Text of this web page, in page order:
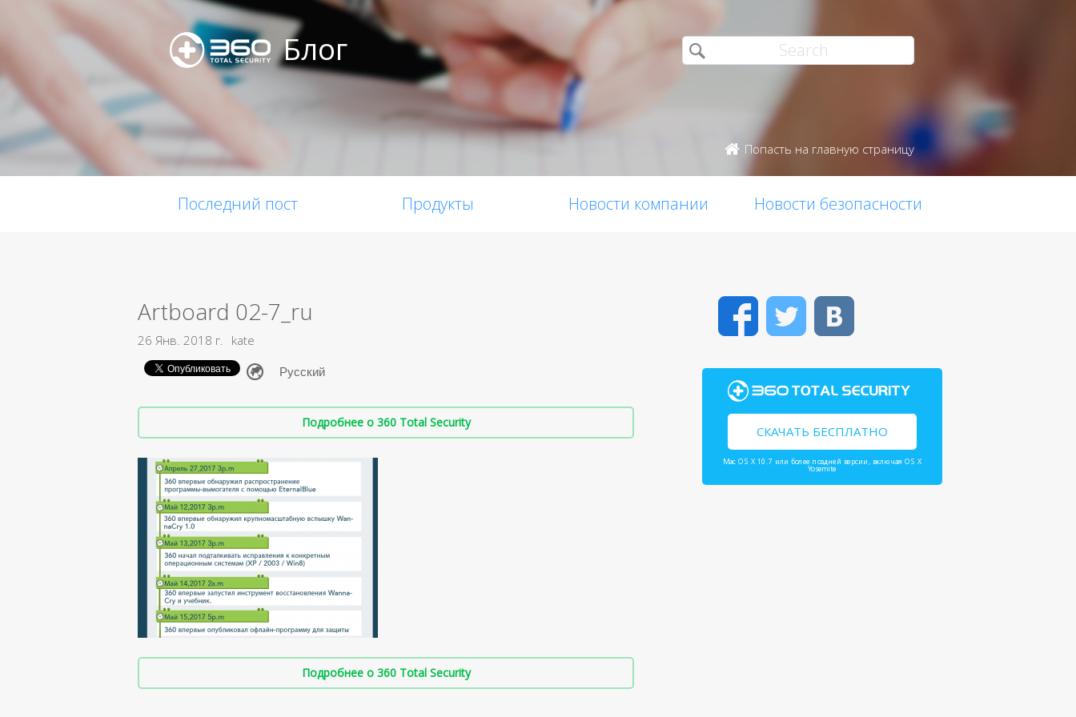
Блог
Попасть на главную страницу
Последний пост Продукты Новости компании Новости безопасности
Artboard 02-7_ru
26 Янв. 2018 г. kate
Подробнее о 360 Total Security
Подробнее о 360 Total Security
FacebookTwitter
СКАЧАТЬ БЕСПЛАТНО
Mac OS X 10.7 или более поздней версии, включая OS X
Yosemite